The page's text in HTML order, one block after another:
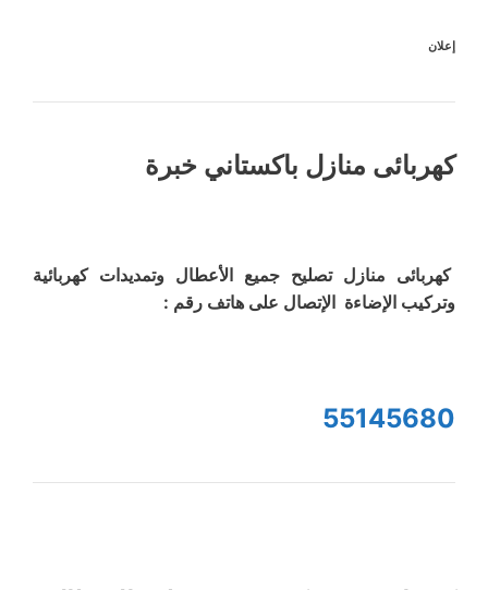
إعلان
كهربائى منازل باكستاني خبرة
كهربائى منازل تصليح جميع الأعطال وتمديدات كهربائية
وتركيب الإضاءة الإتصال على هاتف رقم :
55145680